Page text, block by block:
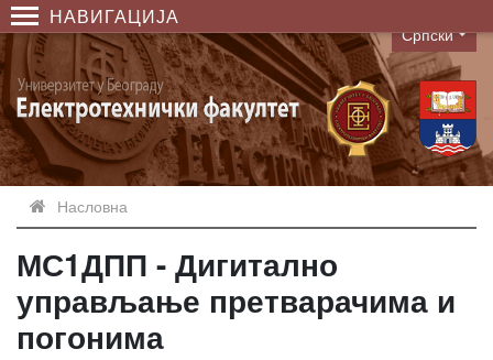
НАВИГАЦИЈА
Language
Српски
Насловна
МС1ДПП - Дигитално
управљање претварачима и
погонима